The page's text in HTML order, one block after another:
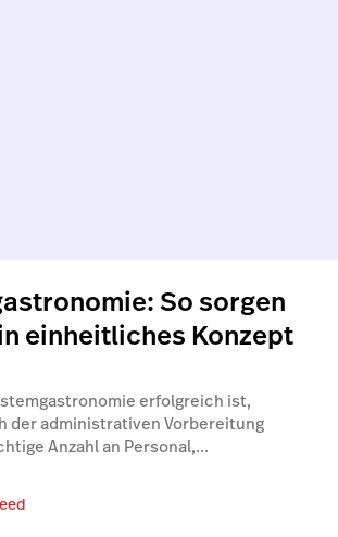
So sorgen
einheitliches Konzept
erfolgreich ist,
der administrativen Vorbereitung
Anzahl an Personal,...